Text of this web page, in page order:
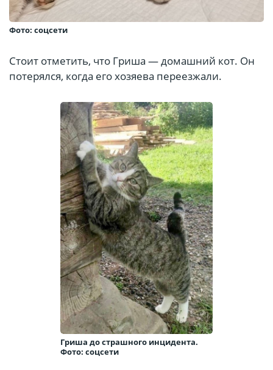
Фото: соцсети
Стоит отметить, что Гриша — домашний кот. Он
потерялся, когда его хозяева переезжали.
Гриша до страшного инцидента.
Фото: соцсети